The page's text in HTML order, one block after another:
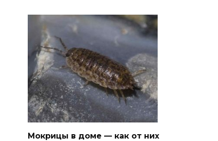
Мокрицы в доме — как от них